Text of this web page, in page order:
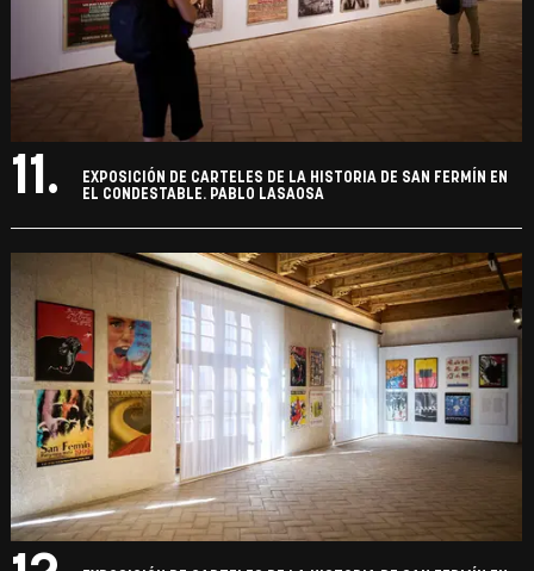
11.
EXPOSICIÓN DE CARTELES DE LA HISTORIA DE SAN FERMÍN EN
EL CONDESTABLE. PABLO LASAOSA